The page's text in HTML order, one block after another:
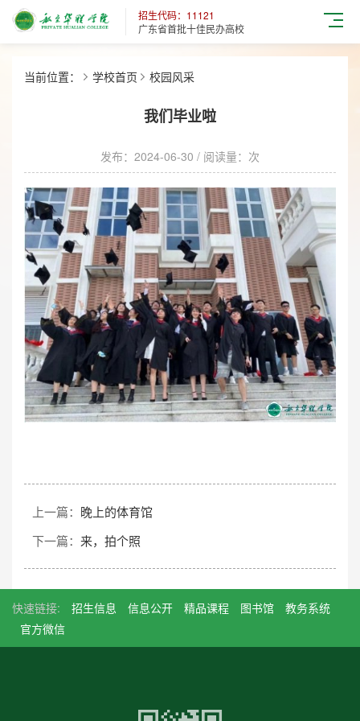
招生代码：11121
广东省首批十佳民办高校
当前位置： 学校首页 校园风采
我们毕业啦
发布：2024-06-30 / 阅读量： 次
上一篇： 晚上的体育馆
下一篇： 来，拍个照
快速链接: 招生信息 信息公开 精品课程 图书馆
教务系统
官方微信